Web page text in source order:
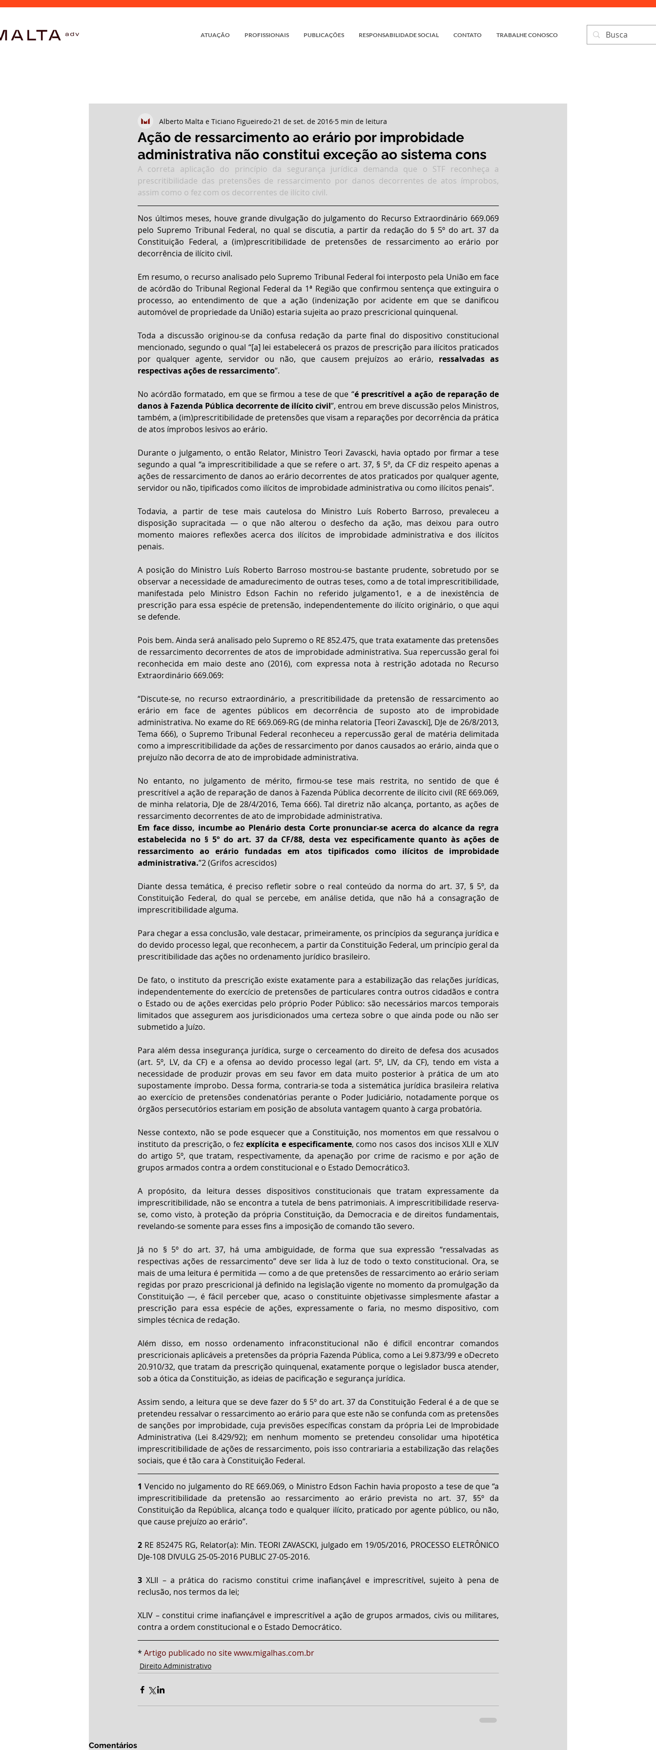
ATUAÇÃO PROFISSIONAIS PUBLICAÇÕES RESPONSABILIDADE SOCIAL CONTATO TRABALHE CONOSCO
Ação de ressarcimento ao erário por improbidade
administrativa não constitui exceção ao sistema cons
Alberto Malta e Ticiano Figueiredo 21 de set. de 2016 5 min de leitura
A correta aplicação do princípio da segurança jurídica demanda que o STF reconheça a
prescritibilidade das pretensões de ressarcimento por danos decorrentes de atos ímprobos,
assim como o fez com os decorrentes de ilícito civil.
Nos últimos meses, houve grande divulgação do julgamento do Recurso Extraordinário 669.069
pelo Supremo Tribunal Federal, no qual se discutia, a partir da redação do § 5º do art. 37 da
Constituição Federal, a (im)prescritibilidade de pretensões de ressarcimento ao erário por
decorrência de ilícito civil.
Em resumo, o recurso analisado pelo Supremo Tribunal Federal foi interposto pela União em face
de acórdão do Tribunal Regional Federal da 1ª Região que confirmou sentença que extinguira o
processo, ao entendimento de que a ação (indenização por acidente em que se danificou
automóvel de propriedade da União) estaria sujeita ao prazo prescricional quinquenal.
Toda a discussão originou-se da confusa redação da parte final do dispositivo constitucional
mencionado, segundo o qual “[a] lei estabelecerá os prazos de prescrição para ilícitos praticados
por qualquer agente, servidor ou não, que causem prejuízos ao erário, ressalvadas as
respectivas ações de ressarcimento”.
No acórdão formatado, em que se firmou a tese de que “é prescritível a ação de reparação de
danos à Fazenda Pública decorrente de ilícito civil”, entrou em breve discussão pelos Ministros,
também, a (im)prescritibilidade de pretensões que visam a reparações por decorrência da prática
de atos ímprobos lesivos ao erário.
Durante o julgamento, o então Relator, Ministro Teori Zavascki, havia optado por firmar a tese
segundo a qual “a imprescritibilidade a que se refere o art. 37, § 5º, da CF diz respeito apenas a
ações de ressarcimento de danos ao erário decorrentes de atos praticados por qualquer agente,
servidor ou não, tipificados como ilícitos de improbidade administrativa ou como ilícitos penais”.
Todavia, a partir de tese mais cautelosa do Ministro Luís Roberto Barroso, prevaleceu a
disposição supracitada — o que não alterou o desfecho da ação, mas deixou para outro
momento maiores reflexões acerca dos ilícitos de improbidade administrativa e dos ilícitos
penais.
A posição do Ministro Luís Roberto Barroso mostrou-se bastante prudente, sobretudo por se
observar a necessidade de amadurecimento de outras teses, como a de total imprescritibilidade,
manifestada pelo Ministro Edson Fachin no referido julgamento1, e a de inexistência de
prescrição para essa espécie de pretensão, independentemente do ilícito originário, o que aqui
se defende.
Pois bem. Ainda será analisado pelo Supremo o RE 852.475, que trata exatamente das pretensões
de ressarcimento decorrentes de atos de improbidade administrativa. Sua repercussão geral foi
reconhecida em maio deste ano (2016), com expressa nota à restrição adotada no Recurso
Extraordinário 669.069:
“Discute-se, no recurso extraordinário, a prescritibilidade da pretensão de ressarcimento ao
erário em face de agentes públicos em decorrência de suposto ato de improbidade
administrativa. No exame do RE 669.069-RG (de minha relatoria [Teori Zavascki], DJe de 26/8/2013,
Tema 666), o Supremo Tribunal Federal reconheceu a repercussão geral de matéria delimitada
como a imprescritibilidade da ações de ressarcimento por danos causados ao erário, ainda que o
prejuízo não decorra de ato de improbidade administrativa.
No entanto, no julgamento de mérito, firmou-se tese mais restrita, no sentido de que é
prescritível a ação de reparação de danos à Fazenda Pública decorrente de ilícito civil (RE 669.069,
de minha relatoria, DJe de 28/4/2016, Tema 666). Tal diretriz não alcança, portanto, as ações de
ressarcimento decorrentes de ato de improbidade administrativa.
Em face disso, incumbe ao Plenário desta Corte pronunciar-se acerca do alcance da regra
estabelecida no § 5º do art. 37 da CF/88, desta vez especificamente quanto às ações de
ressarcimento ao erário fundadas em atos tipificados como ilícitos de improbidade
administrativa.”2 (Grifos acrescidos)
Diante dessa temática, é preciso refletir sobre o real conteúdo da norma do art. 37, § 5º, da
Constituição Federal, do qual se percebe, em análise detida, que não há a consagração de
imprescritibilidade alguma.
Para chegar a essa conclusão, vale destacar, primeiramente, os princípios da segurança jurídica e
do devido processo legal, que reconhecem, a partir da Constituição Federal, um princípio geral da
prescritibilidade das ações no ordenamento jurídico brasileiro.
De fato, o instituto da prescrição existe exatamente para a estabilização das relações jurídicas,
independentemente do exercício de pretensões de particulares contra outros cidadãos e contra
o Estado ou de ações exercidas pelo próprio Poder Público: são necessários marcos temporais
limitados que assegurem aos jurisdicionados uma certeza sobre o que ainda pode ou não ser
submetido a Juízo.
Para além dessa insegurança jurídica, surge o cerceamento do direito de defesa dos acusados
(art. 5º, LV, da CF) e a ofensa ao devido processo legal (art. 5º, LIV, da CF), tendo em vista a
necessidade de produzir provas em seu favor em data muito posterior à prática de um ato
supostamente ímprobo. Dessa forma, contraria-se toda a sistemática jurídica brasileira relativa
ao exercício de pretensões condenatórias perante o Poder Judiciário, notadamente porque os
órgãos persecutórios estariam em posição de absoluta vantagem quanto à carga probatória.
Nesse contexto, não se pode esquecer que a Constituição, nos momentos em que ressalvou o
instituto da prescrição, o fez explícita e especificamente, como nos casos dos incisos XLII e XLIV
do artigo 5º, que tratam, respectivamente, da apenação por crime de racismo e por ação de
grupos armados contra a ordem constitucional e o Estado Democrático3.
A propósito, da leitura desses dispositivos constitucionais que tratam expressamente da
imprescritibilidade, não se encontra a tutela de bens patrimoniais. A imprescritibilidade reserva-
se, como visto, à proteção da própria Constituição, da Democracia e de direitos fundamentais,
revelando-se somente para esses fins a imposição de comando tão severo.
Já no § 5º do art. 37, há uma ambiguidade, de forma que sua expressão “ressalvadas as
respectivas ações de ressarcimento” deve ser lida à luz de todo o texto constitucional. Ora, se
mais de uma leitura é permitida — como a de que pretensões de ressarcimento ao erário seriam
regidas por prazo prescricional já definido na legislação vigente no momento da promulgação da
Constituição —, é fácil perceber que, acaso o constituinte objetivasse simplesmente afastar a
prescrição para essa espécie de ações, expressamente o faria, no mesmo dispositivo, com
simples técnica de redação.
Além disso, em nosso ordenamento infraconstitucional não é difícil encontrar comandos
prescricionais aplicáveis a pretensões da própria Fazenda Pública, como a Lei 9.873/99 e oDecreto
20.910/32, que tratam da prescrição quinquenal, exatamente porque o legislador busca atender,
sob a ótica da Constituição, as ideias de pacificação e segurança jurídica.
Assim sendo, a leitura que se deve fazer do § 5º do art. 37 da Constituição Federal é a de que se
pretendeu ressalvar o ressarcimento ao erário para que este não se confunda com as pretensões
de sanções por improbidade, cuja previsões específicas constam da própria Lei de Improbidade
Administrativa (Lei 8.429/92); em nenhum momento se pretendeu consolidar uma hipotética
imprescritibilidade de ações de ressarcimento, pois isso contrariaria a estabilização das relações
sociais, que é tão cara à Constituição Federal.
1 Vencido no julgamento do RE 669.069, o Ministro Edson Fachin havia proposto a tese de que “a
imprescritibilidade da pretensão ao ressarcimento ao erário prevista no art. 37, §5º da
Constituição da República, alcança todo e qualquer ilícito, praticado por agente público, ou não,
que cause prejuízo ao erário”.
2 RE 852475 RG, Relator(a): Min. TEORI ZAVASCKI, julgado em 19/05/2016, PROCESSO ELETRÔNICO
DJe-108 DIVULG 25-05-2016 PUBLIC 27-05-2016.
3 XLII – a prática do racismo constitui crime inafiançável e imprescritível, sujeito à pena de
reclusão, nos termos da lei;
XLIV – constitui crime inafiançável e imprescritível a ação de grupos armados, civis ou militares,
contra a ordem constitucional e o Estado Democrático.
* Artigo publicado no site www.migalhas.com.br
Direito Administrativo
Comentários